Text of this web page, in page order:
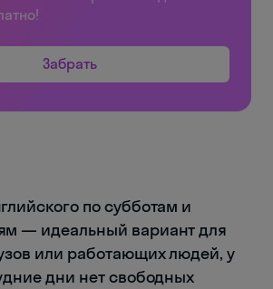
Забрать
по субботам и
— идеальный вариант для
или работающих людей, у
дни нет свободных